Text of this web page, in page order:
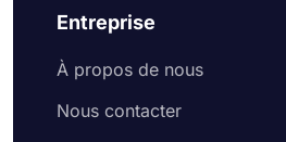
Entreprise
À propos de nous
Nous contacter